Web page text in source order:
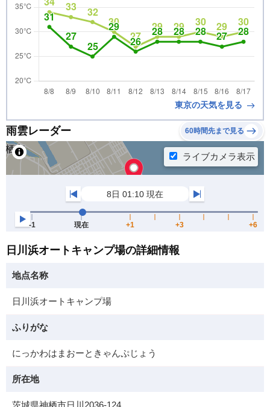
東京の天気を見る
雨雲レーダー 60時間先まで見る
日川浜オートキャンプ場の詳細情報
地点名称
日川浜オートキャンプ場
ふりがな
にっかわはまおーときゃんぷじょう
所在地
茨城県神栖市日川2036-124